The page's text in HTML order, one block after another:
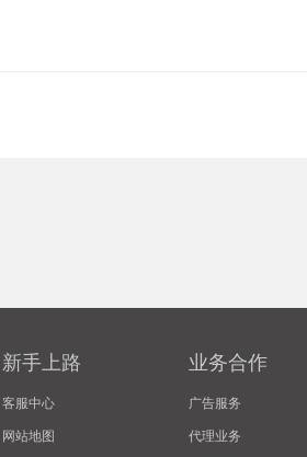
新手上路
客服中心
网站地图
业务合作
广告服务
代理业务